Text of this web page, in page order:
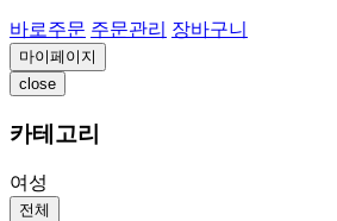
바로주문 주문관리 장바구니
마이페이지
close
카테고리
여성
전체